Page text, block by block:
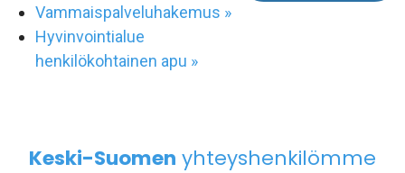
Vammaispalveluhakemus »
Hyvinvointialue
henkilökohtainen apu »
Keski-Suomen yhteyshenkilömme